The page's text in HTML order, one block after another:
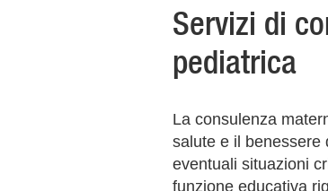
Servizi di
pediatrica
La consulenza
salute e il benessere
eventuali situazioni
funzione educativa